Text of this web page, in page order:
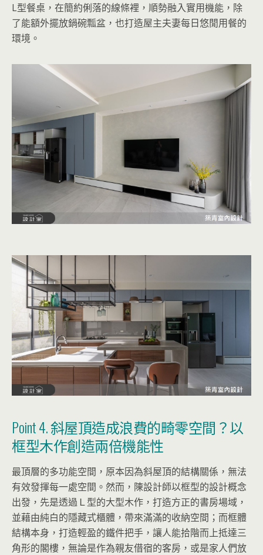
L型餐桌，在簡約俐落的線條裡，順勢融入實用機能，除
了能額外擺放鍋碗瓢盆，也打造屋主夫妻每日悠閒用餐的
環境。
Point 4. 斜屋頂造成浪費的畸零空間？以
框型木作創造兩倍機能性
最頂層的多功能空間，原本因為斜屋頂的結構關係，無法
有效發揮每一處空間。然而，陳設計師以框型的設計概念
出發，先是透過Ｌ型的大型木作，打造方正的書房場域，
並藉由純白的隱藏式櫃體，帶來滿滿的收納空間；而框體
結構本身，打造輕盈的鐵件把手，讓人能拾階而上抵達三
角形的閣樓，無論是作為親友借宿的客房，或是家人們放